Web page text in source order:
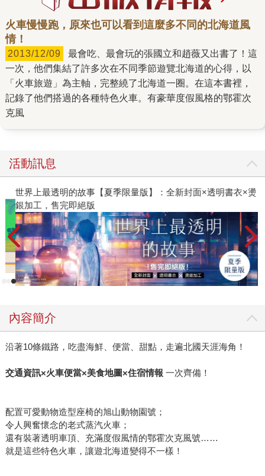
火車慢慢跑，原來也可以看到這麼多不同的北海道風
情！
2013/12/09
一次，他們集結了許多次在不同季節遊覽北海道的心得，以
「火車旅遊」為主軸，完整繞了北海道一圈。在這本書裡，
記錄了他們搭過的各種特色火車。有豪華度假風格的鄂霍次
克風
活動訊息
世界上最透明的故事【夏季限量版】：全新封面×透明書衣×燙
銀加工，售完即絕版
內容簡介
沿著10條鐵路，吃盡海鮮、便當、甜點，走遍北國天涯海角！
交通資訊×火車便當×美食地圖×住宿情報 一次齊備！
配置可愛動物造型座椅的旭山動物園號；
令人興奮懷念的老式蒸汽火車；
還有裝著透明車頂、充滿度假風情的鄂霍次克風號……
就是這些特色火車，讓遊北海道變得不一樣！